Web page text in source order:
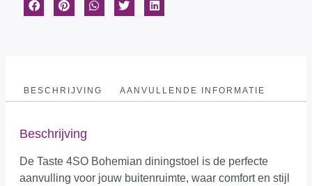
BESCHRIJVING AANVULLENDE INFORMATIE
Beschrijving
De Taste 4SO Bohemian diningstoel is de perfecte
aanvulling voor jouw buitenruimte, waar comfort en stijl